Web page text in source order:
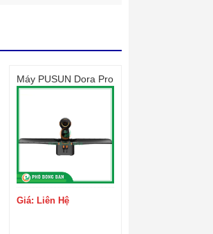
Máy PUSUN Dora Pro
Giá: Liên Hệ